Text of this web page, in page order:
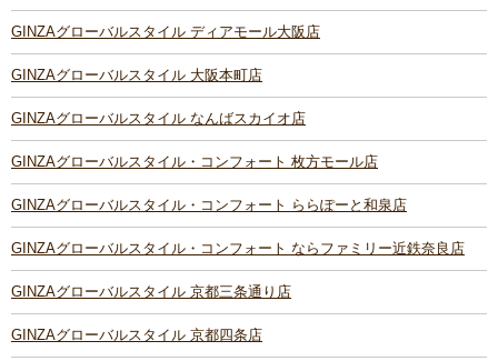
GINZAグローバルスタイル ディアモール大阪店
GINZAグローバルスタイル 大阪本町店
GINZAグローバルスタイル なんばスカイオ店
GINZAグローバルスタイル・コンフォート 枚方モール店
GINZAグローバルスタイル・コンフォート ららぽーと和泉店
GINZAグローバルスタイル・コンフォート ならファミリー近鉄奈良店
GINZAグローバルスタイル 京都三条通り店
GINZAグローバルスタイル 京都四条店